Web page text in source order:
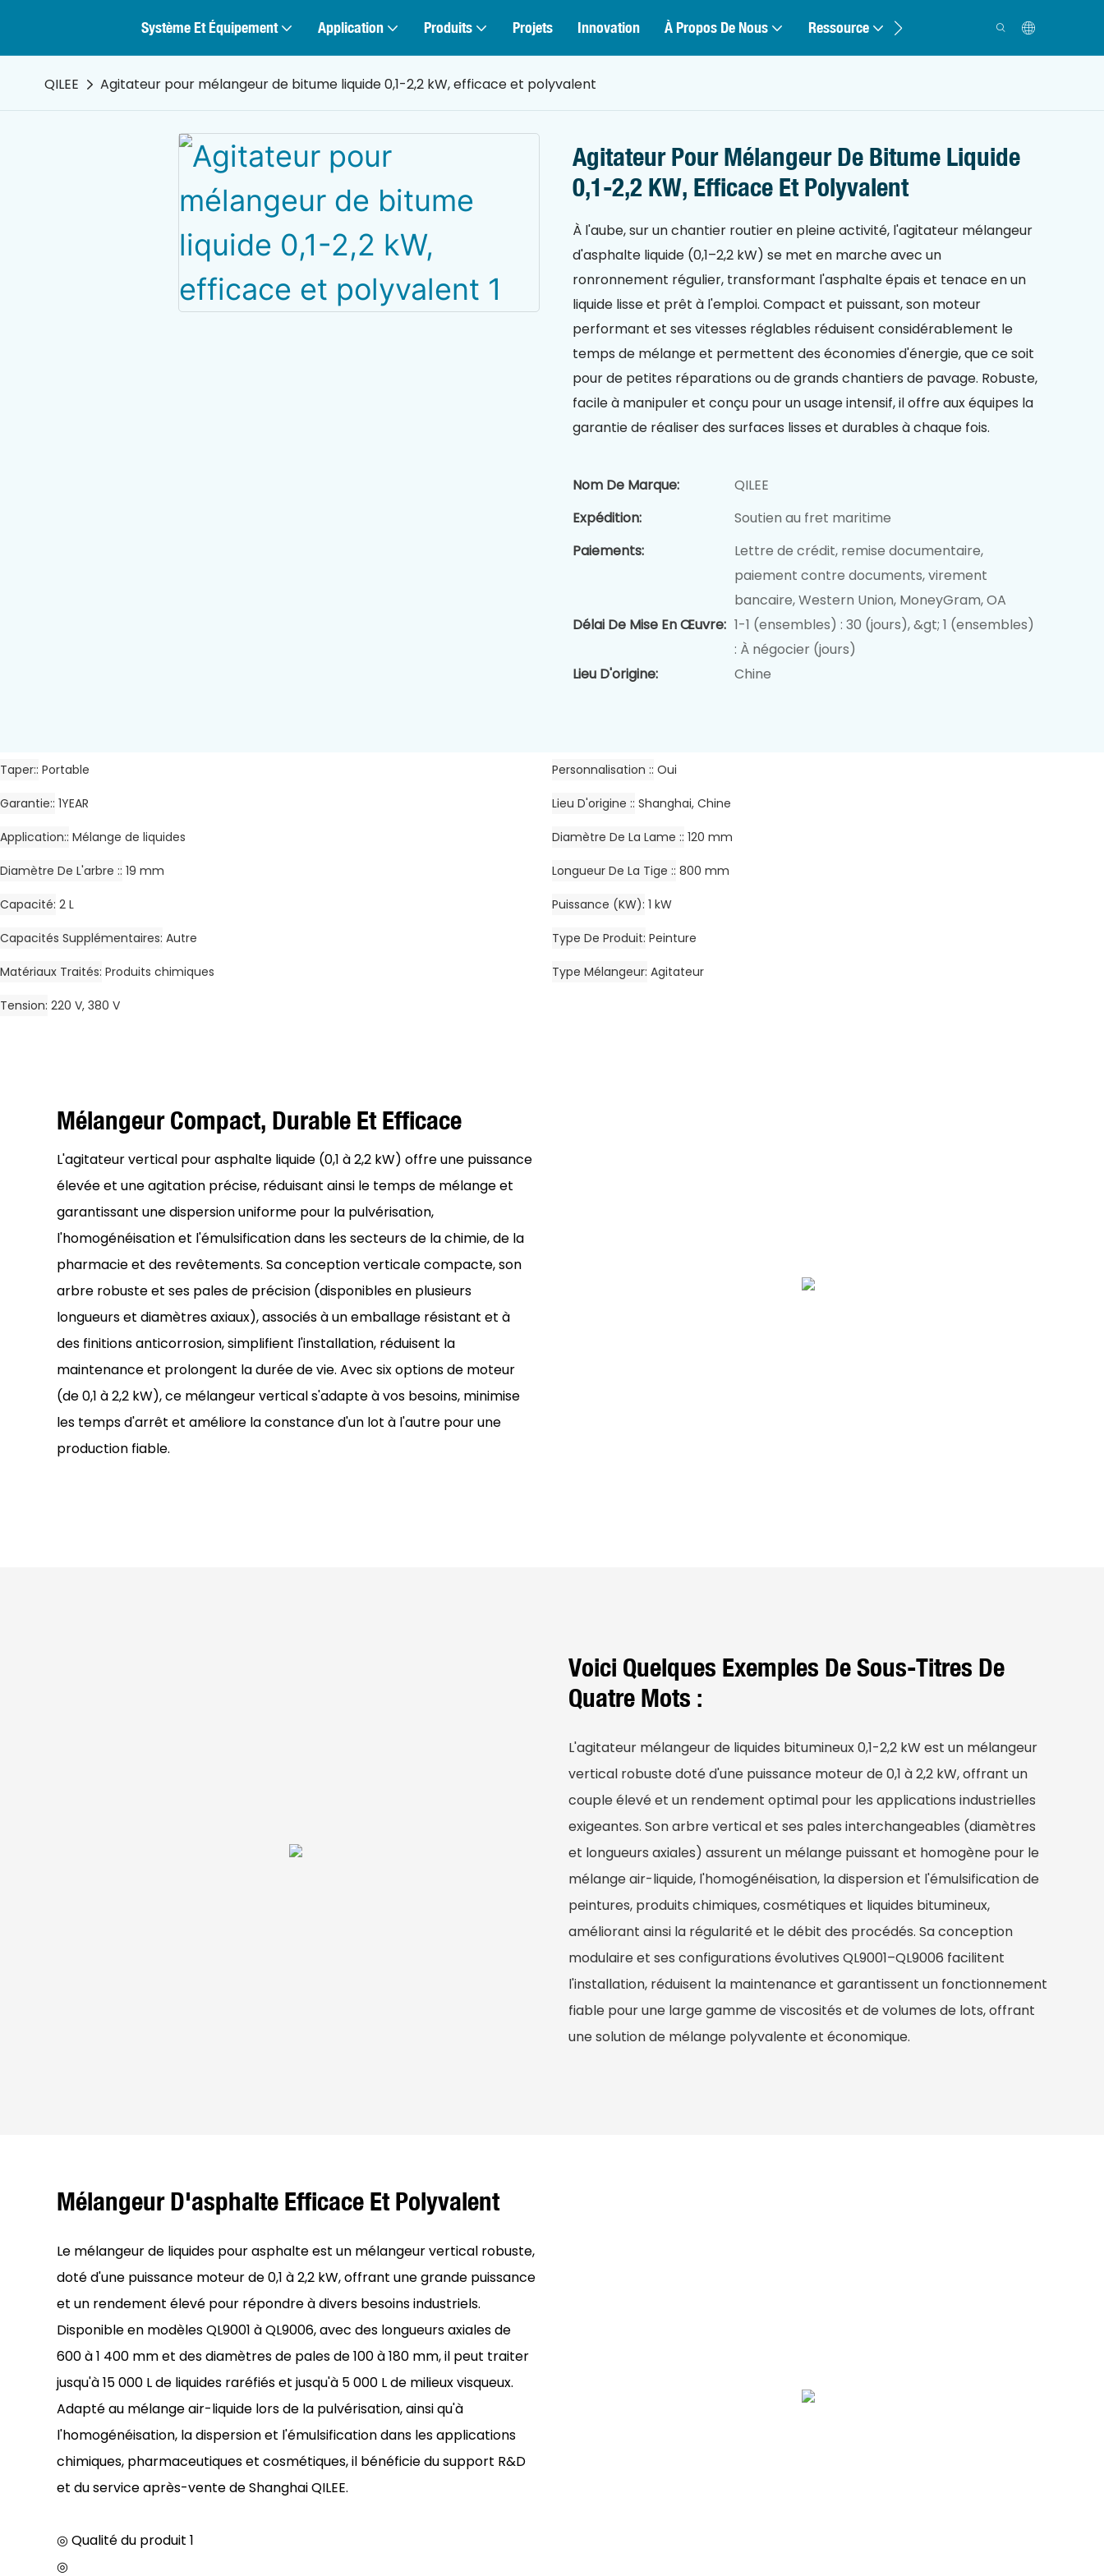
Système Et Équipement Application Produits Projets Innovation À Propos De Nous Ressource
QILEE Agitateur pour mélangeur de bitume liquide 0,1-2,2 kW, efficace et polyvalent
Agitateur Pour Mélangeur De Bitume Liquide
0,1-2,2 KW, Efficace Et Polyvalent
À l'aube, sur un chantier routier en pleine activité, l'agitateur mélangeur
d'asphalte liquide (0,1–2,2 kW) se met en marche avec un
ronronnement régulier, transformant l'asphalte épais et tenace en un
liquide lisse et prêt à l'emploi. Compact et puissant, son moteur
performant et ses vitesses réglables réduisent considérablement le
temps de mélange et permettent des économies d'énergie, que ce soit
pour de petites réparations ou de grands chantiers de pavage. Robuste,
facile à manipuler et conçu pour un usage intensif, il offre aux équipes la
garantie de réaliser des surfaces lisses et durables à chaque fois.
Nom De Marque:
QILEE
Expédition:
Soutien au fret maritime
Paiements:
Lettre de crédit, remise documentaire,
paiement contre documents, virement
bancaire, Western Union, MoneyGram, OA
Délai De Mise En Œuvre: 1-1 (ensembles) : 30 (jours), &gt; 1 (ensembles)
: À négocier (jours)
Lieu D'origine:
Chine
Taper: Portable Personnalisation : Oui
Garantie: 1YEAR Lieu D'origine : Shanghai, Chine
Application: Mélange de liquides Diamètre De La Lame : 120 mm
Diamètre De L'arbre : 19 mm Longueur De La Tige : 800 mm
Capacité 2 L Puissance (kW) 1 kW
Capacités Supplémentaires Autre Type De Produit Peinture
Matériaux Traités Produits chimiques Type Mélangeur Agitateur
Tension 220 V, 380 V
Mélangeur Compact, Durable Et Efficace
L'agitateur vertical pour asphalte liquide (0,1 à 2,2 kW) offre une puissance
élevée et une agitation précise, réduisant ainsi le temps de mélange et
garantissant une dispersion uniforme pour la pulvérisation,
l'homogénéisation et l'émulsification dans les secteurs de la chimie, de la
pharmacie et des revêtements. Sa conception verticale compacte, son
arbre robuste et ses pales de précision (disponibles en plusieurs
longueurs et diamètres axiaux), associés à un emballage résistant et à
des finitions anticorrosion, simplifient l'installation, réduisent la
maintenance et prolongent la durée de vie. Avec six options de moteur
(de 0,1 à 2,2 kW), ce mélangeur vertical s'adapte à vos besoins, minimise
les temps d'arrêt et améliore la constance d'un lot à l'autre pour une
production fiable.
Voici Quelques Exemples De Sous-Titres De
Quatre Mots :
L'agitateur mélangeur de liquides bitumineux 0,1-2,2 kW est un mélangeur
vertical robuste doté d'une puissance moteur de 0,1 à 2,2 kW, offrant un
couple élevé et un rendement optimal pour les applications industrielles
exigeantes. Son arbre vertical et ses pales interchangeables (diamètres
et longueurs axiales) assurent un mélange puissant et homogène pour le
mélange air-liquide, l'homogénéisation, la dispersion et l'émulsification de
peintures, produits chimiques, cosmétiques et liquides bitumineux,
améliorant ainsi la régularité et le débit des procédés. Sa conception
modulaire et ses configurations évolutives QL9001–QL9006 facilitent
l'installation, réduisent la maintenance et garantissent un fonctionnement
fiable pour une large gamme de viscosités et de volumes de lots, offrant
une solution de mélange polyvalente et économique.
Mélangeur D'asphalte Efficace Et Polyvalent
Le mélangeur de liquides pour asphalte est un mélangeur vertical robuste,
doté d'une puissance moteur de 0,1 à 2,2 kW, offrant une grande puissance
et un rendement élevé pour répondre à divers besoins industriels.
Disponible en modèles QL9001 à QL9006, avec des longueurs axiales de
600 à 1 400 mm et des diamètres de pales de 100 à 180 mm, il peut traiter
jusqu'à 15 000 L de liquides raréfiés et jusqu'à 5 000 L de milieux visqueux.
Adapté au mélange air-liquide lors de la pulvérisation, ainsi qu'à
l'homogénéisation, la dispersion et l'émulsification dans les applications
chimiques, pharmaceutiques et cosmétiques, il bénéficie du support R&D
et du service après-vente de Shanghai QILEE.
◎ Qualité du produit 1
◎